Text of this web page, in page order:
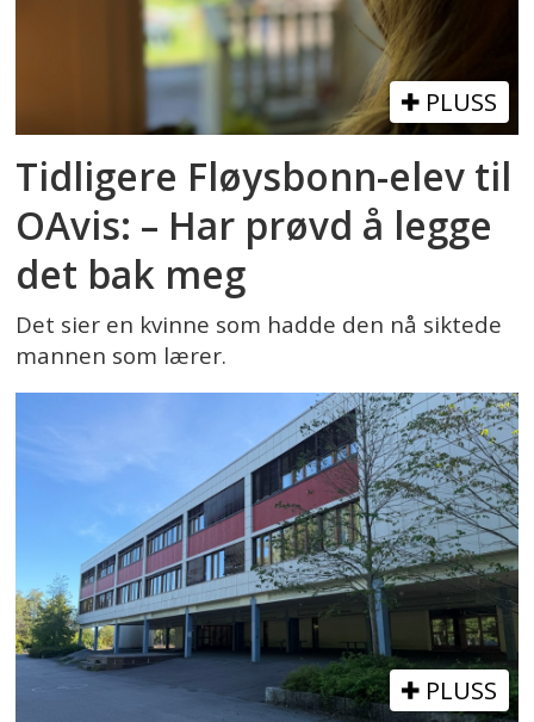
PLUSS
Tidligere Fløysbonn-elev til
OAvis: – Har prøvd å legge
det bak meg
Det sier en kvinne som hadde den nå siktede
mannen som lærer.
PLUSS